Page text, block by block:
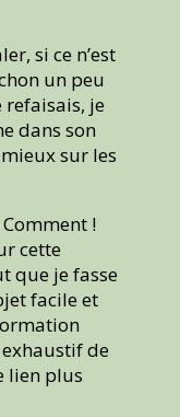
si ce n’est
un peu
refaisais, je
dans son
sur les
!
cette
que je fasse
facile et
de
lien plus